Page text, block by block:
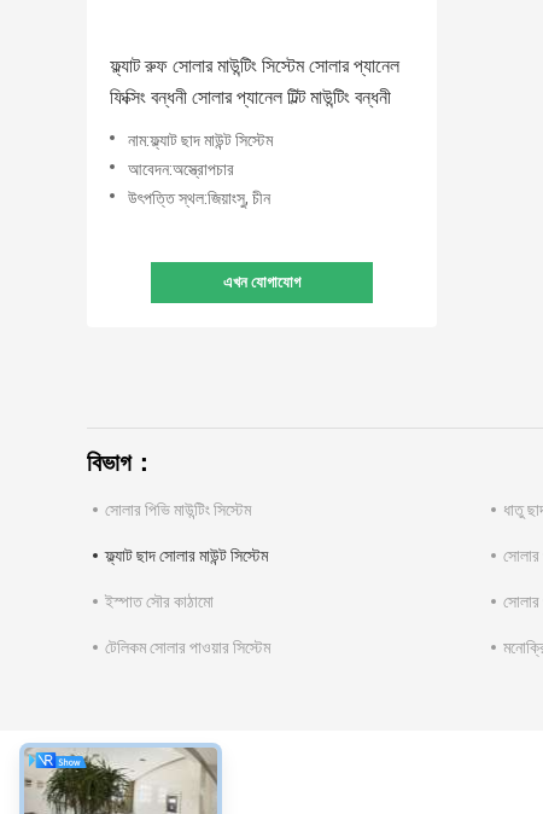
ফ্ল্যাট রুফ সোলার মাউন্টিং সিস্টেম সোলার প্যানেল
ফিক্সিং বন্ধনী সোলার প্যানেল টিল্ট মাউন্টিং বন্ধনী
নাম:ফ্ল্যাট ছাদ মাউন্ট সিস্টেম
আবেদন:অস্ত্রোপচার
উৎপত্তি স্থল:জিয়াংসু, চীন
এখন যোগাযোগ
বিভাগ：
সোলার পিভি মাউন্টিং সিস্টেম ধাতু
ফ্ল্যাট ছাদ সোলার মাউন্ট সিস্টেম সোলার
ইস্পাত সৌর কাঠামো সোলার
টেলিকম সোলার পাওয়ার সিস্টেম